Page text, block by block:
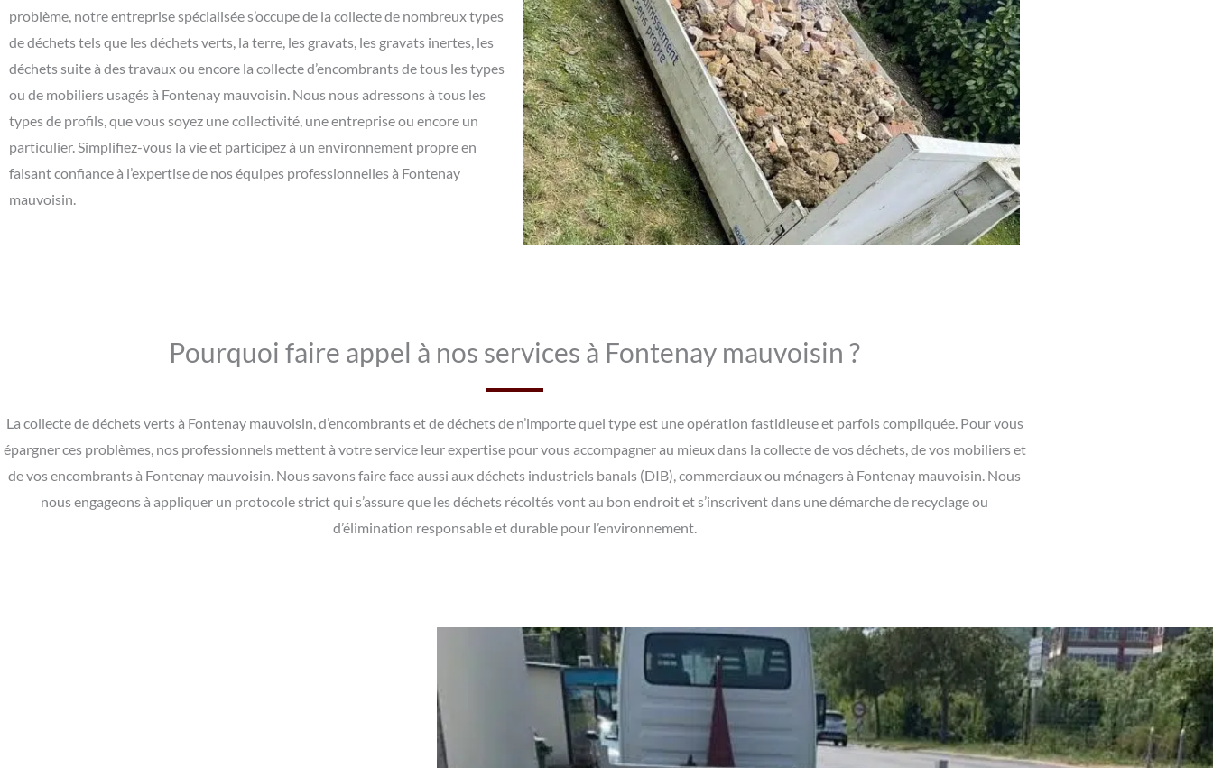
problème, notre entreprise spécialisée s’occupe de la collecte de nombreux types
de déchets tels que les déchets verts, la terre, les gravats, les gravats inertes, les
déchets suite à des travaux ou encore la collecte d’encombrants de tous les types
ou de mobiliers usagés à Fontenay mauvoisin. Nous nous adressons à tous les
types de profils, que vous soyez une collectivité, une entreprise ou encore un
particulier. Simplifiez-vous la vie et participez à un environnement propre en
faisant confiance à l’expertise de nos équipes professionnelles à Fontenay
mauvoisin.
Pourquoi faire appel à nos services à Fontenay mauvoisin ?
La collecte de déchets verts à Fontenay mauvoisin, d’encombrants et de déchets de n’importe quel type est une opération fastidieuse et parfois compliquée. Pour vous
épargner ces problèmes, nos professionnels mettent à votre service leur expertise pour vous accompagner au mieux dans la collecte de vos déchets, de vos mobiliers et
de vos encombrants à Fontenay mauvoisin. Nous savons faire face aussi aux déchets industriels banals (DIB), commerciaux ou ménagers à Fontenay mauvoisin. Nous
nous engageons à appliquer un protocole strict qui s’assure que les déchets récoltés vont au bon endroit et s’inscrivent dans une démarche de recyclage ou
d’élimination responsable et durable pour l’environnement.